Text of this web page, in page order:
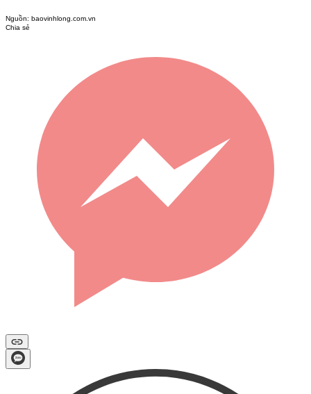
Nguồn: baovinhlong.com.vn
Chia sẻ